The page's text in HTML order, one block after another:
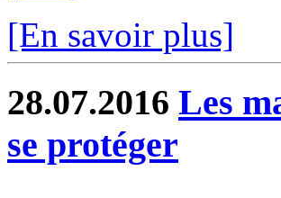
[En savoir plus]
28.07.2016 Les
se protéger